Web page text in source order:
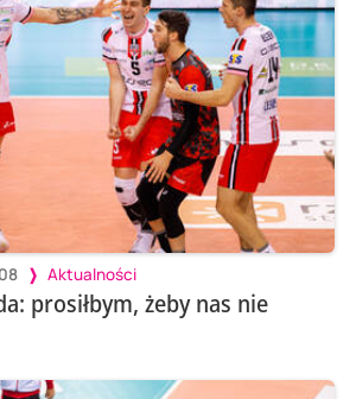
Aktualności
prosiłbym, żeby nas nie